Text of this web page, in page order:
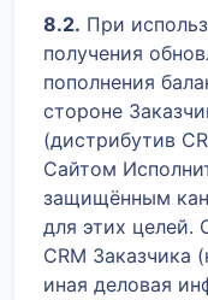
8.2. При
получения
пополнения
стороне
(дистрибутив
Сайтом
защищённым
для этих
CRM Заказчика
иная деловая